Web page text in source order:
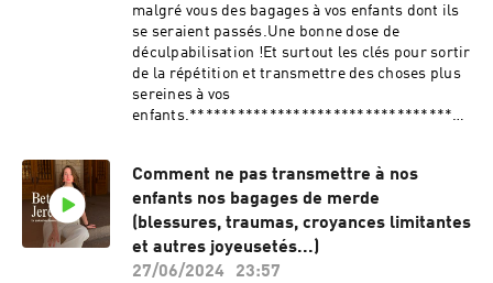
confidentialite pour plus d'informations.
retrouver ?Sur Instagram
: https://www.instagram.com/betty_jereczekSu
r mon site : https://bettyjereczek.frHébergé par
Ausha. Visitez ausha.co/fr/politique-de-
confidentialite pour plus
d'informations.Hébergé par Ausha. Visitez
malgré vous des bagages à vos enfants dont ils
se seraient passés.Une bonne dose de
déculpabilisation !Et surtout les clés pour sortir
de la répétition et transmettre des choses plus
sereines à vos
enfants.***********************************
https://formations.bettyjereczek.fr/?
coupon=PROMOSETE2024.................................
....................Le coffret Essentielles où vous
retrouvez mon ebook:⚠ Offre exclusive valable
uniquement jusqu'au 07/07/24
Comment ne pas transmettre à nos
enfants nos bagages de merde
(blessures, traumas, croyances limitantes
et autres joyeusetés...)
27/06/2024
23:57